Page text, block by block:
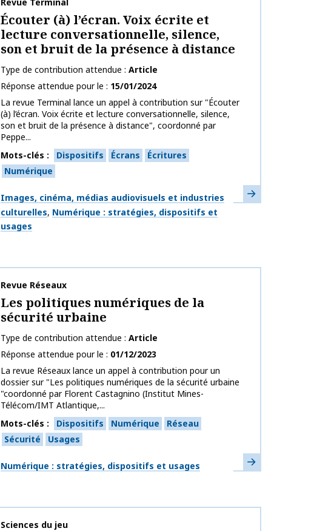
Écouter (à) l’écran. Voix écrite et
lecture conversationnelle, silence,
son et bruit de la présence à distance
Type de contribution attendue
Article
Réponse attendue pour le
15/01/2024
La revue Terminal lance un appel à contribution sur "Écouter
(à) l’écran. Voix écrite et lecture conversationnelle, silence,
son et bruit de la présence à distance", coordonné par
Peppe...
Mots-clés
Dispositifs Écrans
Écritures
Numérique
Thématiques
Images, cinéma, médias audiovisuels et industries
culturelles Numérique : stratégies, dispositifs et
usages
En savoir plus
Nom de la publication
Revue Réseaux
Les politiques numériques de la
sécurité urbaine
Type de contribution attendue
Article
Réponse attendue pour le
01/12/2023
La revue Réseaux lance un appel à contribution pour un
dossier sur "Les politiques numériques de la sécurité urbaine
"coordonné par Florent Castagnino (Institut Mines-
Télécom/IMT Atlantique,...
Mots-clés
Dispositifs Numérique
Réseau
Sécurité
Usages
Thématiques
Numérique : stratégies, dispositifs et usages En savoir plus
Nom de la publication
Sciences du jeu